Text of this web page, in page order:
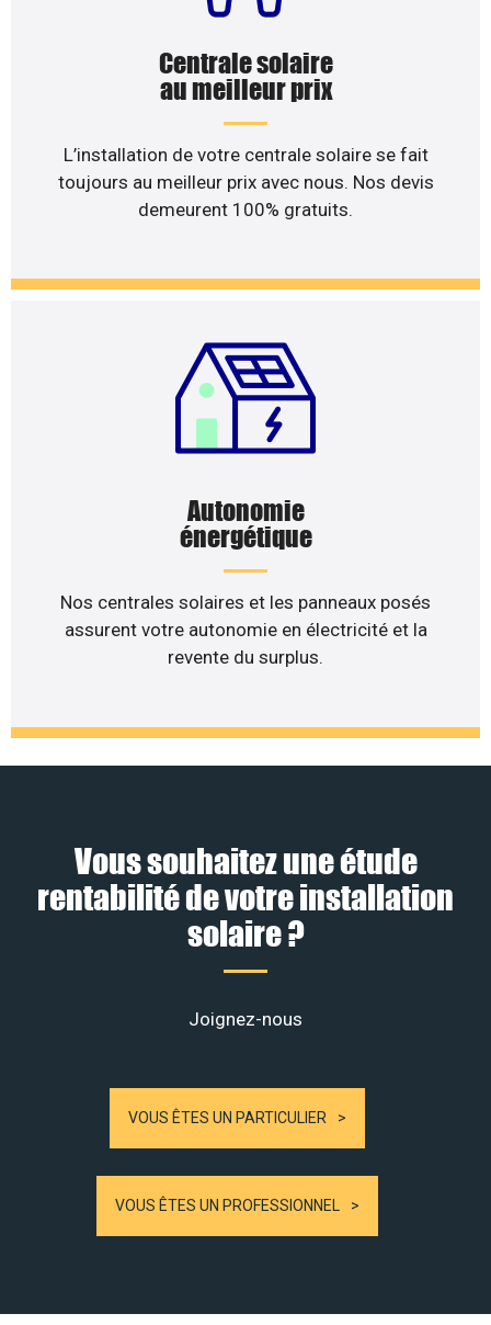
Centrale solaire
au meilleur prix
L’installation de votre centrale solaire se fait
toujours au meilleur prix avec nous. Nos devis
demeurent 100% gratuits.
Autonomie
énergétique
Nos centrales solaires et les panneaux posés
assurent votre autonomie en électricité et la
revente du surplus.
Vous souhaitez une étude
rentabilité de votre installation
solaire ?
Joignez-nous
VOUS ÊTES UN PARTICULIER
VOUS ÊTES UN PROFESSIONNEL